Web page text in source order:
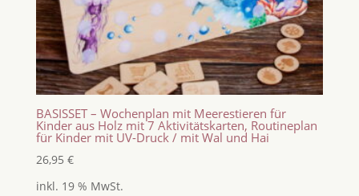
BASISSET – Wochenplan mit Meerestieren für
Kinder aus Holz mit 7 Aktivitätskarten, Routineplan
für Kinder mit UV-Druck / mit Wal und Hai
26,95 €
inkl. 19 % MwSt.